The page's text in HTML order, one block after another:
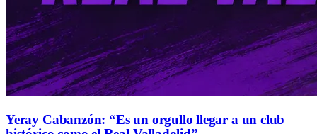
Yeray Cabanzón: “Es un orgullo llegar a un club